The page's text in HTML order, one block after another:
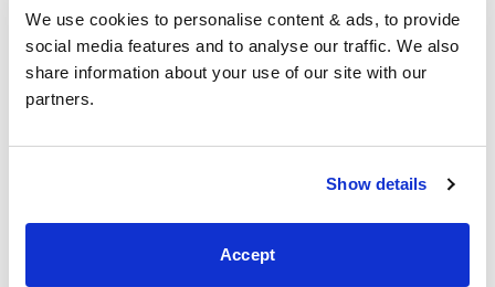
We use cookies to personalise content & ads, to provide
social media features and to analyse our traffic. We also
share information about your use of our site with our
partners.
Show details
Accept
140cm X
200cm
60" 84" 79"
160cm X